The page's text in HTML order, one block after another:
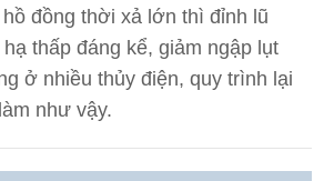
đồng thời xả lớn thì đỉnh lũ
thấp đáng kể, giảm ngập lụt
ở nhiều thủy điện, quy trình lại
như vậy.